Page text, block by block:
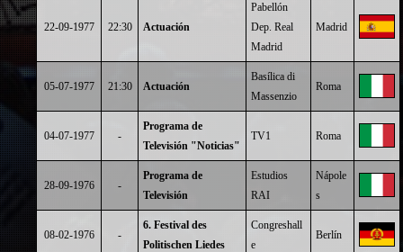
22-09-1977 22:30 Actuación
Pabellón
Dep. Real
Madrid
Madrid
05-07-1977 21:30 Actuación
Basílica di
Massenzio
Roma
04-07-1977 -
Programa de
Televisión "Noticias"
TV1 Roma
28-09-1976 -
Programa de
Televisión
Estudios
RAI
Nápole
s
08-02-1976 -
6. Festival des
Politischen Liedes
Congreshall
e
Berlín